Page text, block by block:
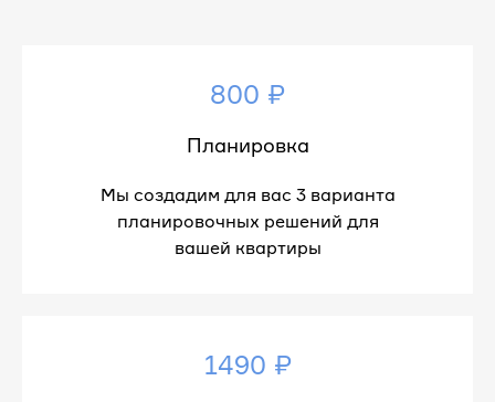
800 ₽
Планировка
Мы создадим для вас 3 варианта
планировочных решений для
вашей квартиры
1490 ₽